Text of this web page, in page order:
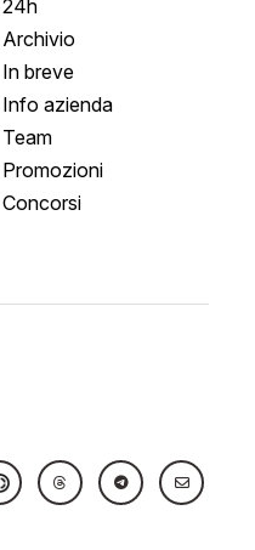
24h
Archivio
In breve
Info azienda
Team
Promozioni
Concorsi